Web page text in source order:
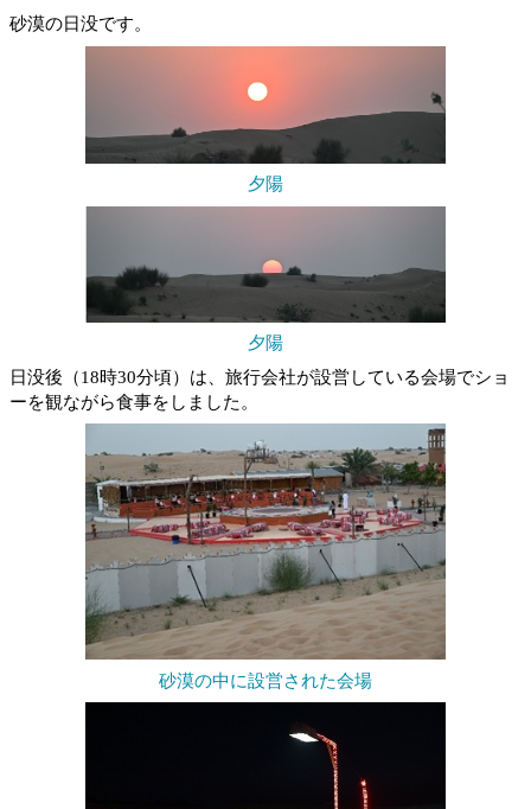
砂漠の日没です。
夕陽
夕陽
日没後（18時30分頃）は、旅行会社が設営している会場でショ
ーを観ながら食事をしました。
砂漠の中に設営された会場